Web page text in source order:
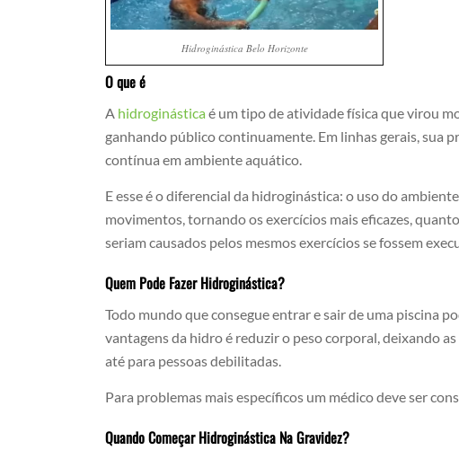
Hidroginástica Belo Horizonte
O que é
A hidroginásticaé um tipo de atividade física que virou
ganhando público continuamente. Em linhas gerais, sua
contínua em ambiente aquático.
E esse é o diferencial da hidroginástica: o uso do
movimentos, tornando os exercícios mais eficazes,
seriam causados pelos mesmos exercícios se fossem
Quem Pode Fazer Hidroginástica?
Todo mundo que consegue entrar e sair de uma piscina
vantagens da hidro é reduzir o peso corporal, deixando
até para pessoas debilitadas.
Para problemas mais específicos um médico deve ser
Quando Começar Hidroginástica Na Gravidez?